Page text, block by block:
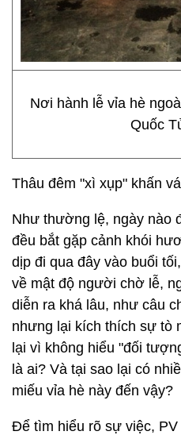
Nơi hành lễ vỉa hè
Quốc
Thâu đêm "xì xụp" khấn
Như thường lệ, ngày nào
đều bắt gặp cảnh khói
dịp đi qua đây vào buổi
về mật độ người chờ lễ,
diễn ra khá lâu, như câu
nhưng lại kích thích sự tò
lại vì không hiểu "đối
là ai? Và tại sao lại có
miếu vỉa hè này đến vậy?
Để tìm hiểu rõ sự việc,